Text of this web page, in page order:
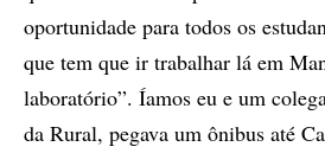
oportunidade para todos os
que tem que ir trabalhar lá em
laboratório”. Íamos eu e um
da Rural, pegava um ônibus até